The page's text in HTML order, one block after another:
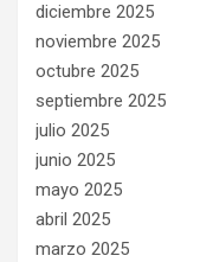
diciembre 2025
noviembre 2025
octubre 2025
septiembre 2025
julio 2025
junio 2025
mayo 2025
abril 2025
marzo 2025